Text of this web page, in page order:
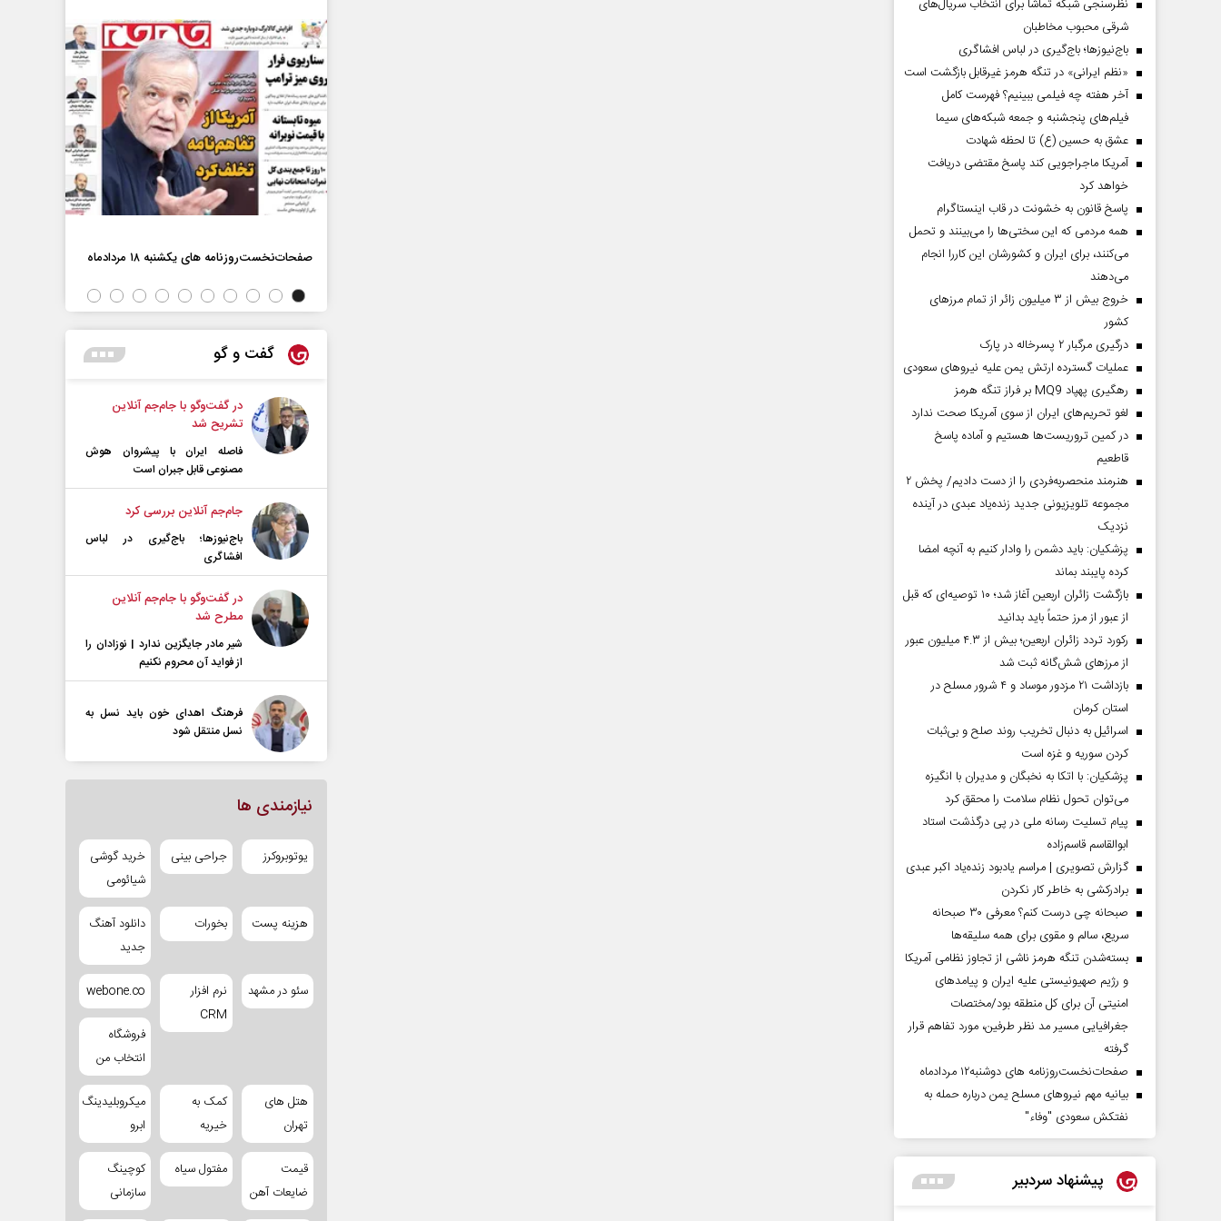
نظرسنجی شبکه تماشا برای انتخاب سریال‌های
شرقی محبوب مخاطبان
باج‌نیوزها؛ باج‌گیری در لباس افشاگری
«نظم ایرانی» در تنگه هرمز غیرقابل بازگشت است
آخر هفته چه فیلمی ببینیم؟ فهرست کامل
فیلم‌های پنجشنبه و جمعه شبکه‌های سیما
عشق به حسین (ع) تا لحظه شهادت
آمریکا ماجراجویی کند پاسخ مقتضی دریافت
خواهد کرد
پاسخ قانون به خشونت در قاب اینستاگرام
همه مردمی که این سختی‌ها را می‌بینند و تحمل
می‌کنند، برای ایران و کشورشان این کاررا انجام
می‌دهند
خروج بیش از ۳ میلیون زائر از تمام مرز‌های
کشور
درگیری مرگبار ۲ پسرخاله در پارک
عملیات گسترده ارتش یمن علیه نیروهای سعودی
رهگیری پهپاد MQ9 بر فراز تنگه هرمز
لغو تحریم‌های ایران از سوی آمریکا صحت ندارد
در کمین تروریست‌ها هستیم و آماده پاسخ
قاطعیم
هنرمند منحصر‌به‌فردی را از دست دادیم/ پخش ۲
مجموعه تلویزیونی جدید زنده‌یاد عبدی در آینده
نزدیک
پزشکیان: باید دشمن را وادار کنیم به آنچه امضا
کرده پایبند بماند
بازگشت زائران اربعین آغاز شد؛ ۱۰ توصیه‌ای که قبل
از عبور از مرز حتماً باید بدانید
رکورد تردد زائران اربعین؛ بیش از ۴.۳ میلیون عبور
از مرزهای شش‌گانه ثبت شد
بازداشت ۲۱ مزدور موساد و ۴ شرور مسلح در
استان کرمان
اسرائیل به دنبال تخریب روند صلح و بی‌ثبات
کردن سوریه و غزه است
پزشکیان: با اتکا به نخبگان و مدیران با انگیزه
می‌توان تحول نظام سلامت را محقق کرد
پیام تسلیت رسانه ملی در پی درگذشت استاد
ابوالقاسم قاسم‌زاده
گزارش تصویری | مراسم یادبود زنده‌یاد اکبر عبدی
برادرکشی به خاطر کار نکردن
صبحانه چی درست کنم؟ معرفی ۳۰ صبحانه
سریع، سالم و مقوی برای همه سلیقه‌ها
بسته‌شدن تنگه هرمز ناشی از تجاوز نظامی آمریکا
و رژیم صهیونیستی علیه ایران و پیامد‌های
امنیتی آن برای کل منطقه بود/مختصات
جغرافیایی مسیر مد نظر طرفین، مورد تفاهم قرار
گرفته
صفحات‌نخست‌روزنامه ها‌ی دوشنبه‌۱۲ مردادماه
بیانیه مهم نیروهای مسلح یمن درباره حمله به
نفتکش سعودی "وفاء"
پیشنهاد سردبیر
صفحات نخست‌روزنامه ها‌ی پنجشنبه‌۸ مردادماه
صفحات‌نخست‌روزنامه ها‌ی یکشنبه ۱۸ مردادماه
گفت و گو
در گفت‌و‌گو با جام‌جم آنلاین
تشریح شد
فاصله ایران با پیشرو‌ان هوش
مصنوعی قابل جبران است
جام‌جم آنلاین بررسی کرد
باج‌نیوزها؛ باج‌گیری در لباس
افشاگری
در گفت‌و‌گو با جام‌جم آنلاین
مطرح شد
شیر مادر جایگزین ندارد | نوزادان را
از فواید آن محروم نکنیم
فرهنگ اهدای خون باید نسل به
نسل منتقل شود
نیازمندی ها
یوتوبروکرز جراحی بینی
خرید گوشی
شیائومی
هزینه پست بخورات
دانلود آهنگ
جدید
سئو در مشهد
نرم افزار
CRM
webone.co
فروشگاه
انتخاب من
هتل های
تهران
کمک به
خیریه
میکروبلیدینگ
ابرو
قیمت
ضایعات آهن
مفتول سیاه
کوچینگ
سازمانی